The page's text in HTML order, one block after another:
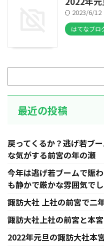
2023/6/12
はてなブロ
最近の投稿
戻ってくるか？逃げ若ブ
な気がする前宮の年の瀬
今年は逃げ若ブームで賑
も静かで厳かな雰囲気で
諏訪大社 上社の前宮で二
諏訪大社上社の前宮と本
2022年元旦の諏訪大社本